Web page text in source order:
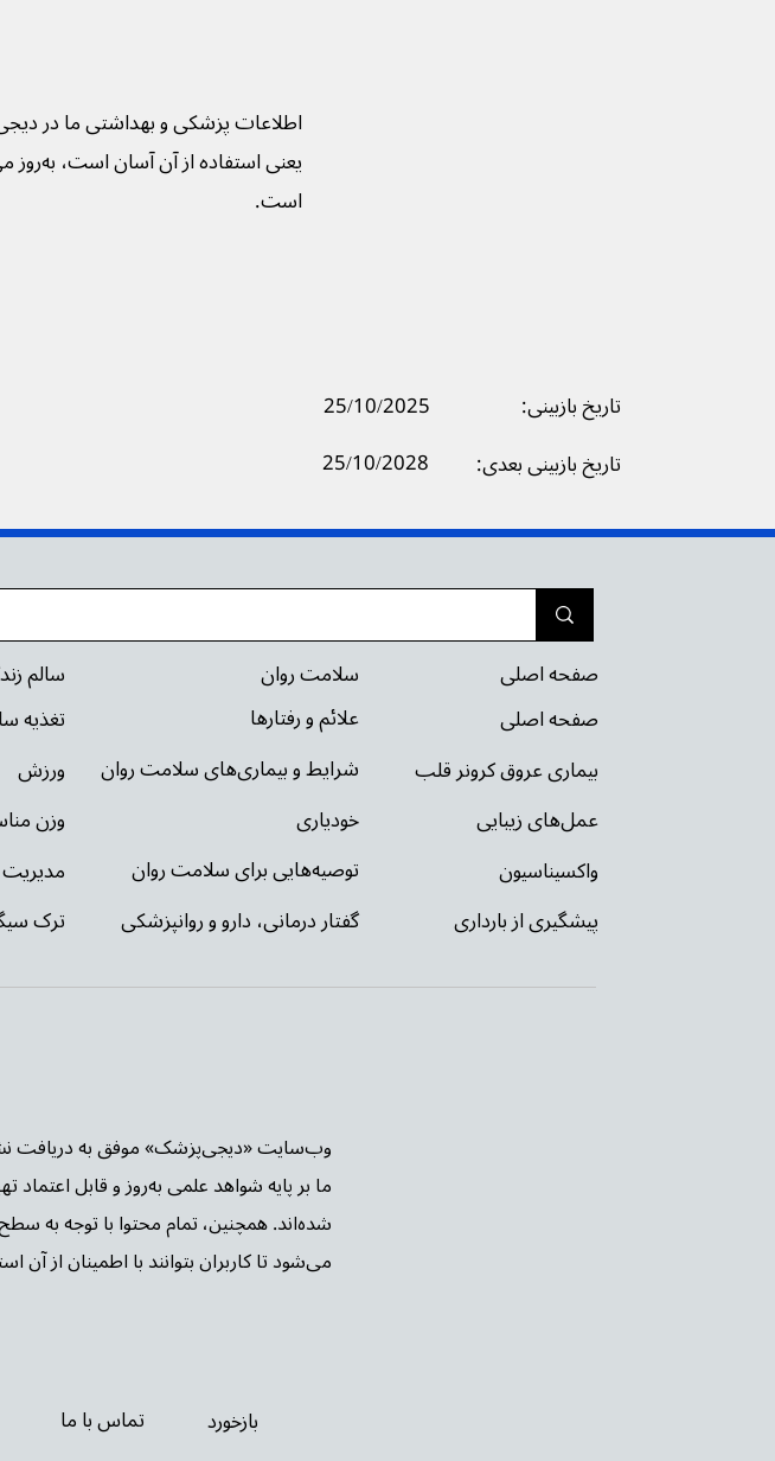
اطلاعات پزشکی و بهداشتی ما در
یعنی استفاده از آن آسان است،
است.
25/10/2025
تاریخ بازبینی:
25/10/2028
تاریخ بازبینی بعدی:
ما بر پایه شواهد علمی به‌روز و قابل
شده‌اند. همچنین، تمام محتوا با توجه به
می‌شود تا کاربران بتوانند با اطمینان از آن
بازخورد تماس با ما
سالم
تغذیه
ورزش
وزن
ترک
سلامت روان
علائم و رفتارها
شرایط و بیماری‌های سلامت روان
خودیاری
توصیه‌‌هایی برای سلامت روان
گفتار درمانی، دارو و روانپزشکی
صفحه اصلی
صفحه اصلی
بیماری عروق کرونر قلب
عمل‌های زیبایی
واکسیناسیون
پیشگیری از بارداری